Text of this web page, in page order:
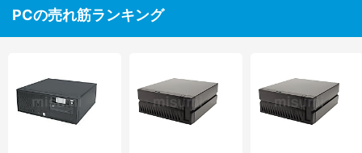
PCの売れ筋ランキング